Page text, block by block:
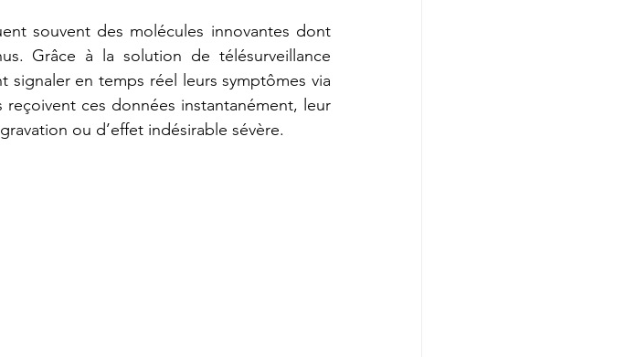
souvent des molécules innovantes dont
Grâce à la solution de télésurveillance
signaler en temps réel leurs symptômes via
ces données instantanément, leur
ou d’effet indésirable sévère.